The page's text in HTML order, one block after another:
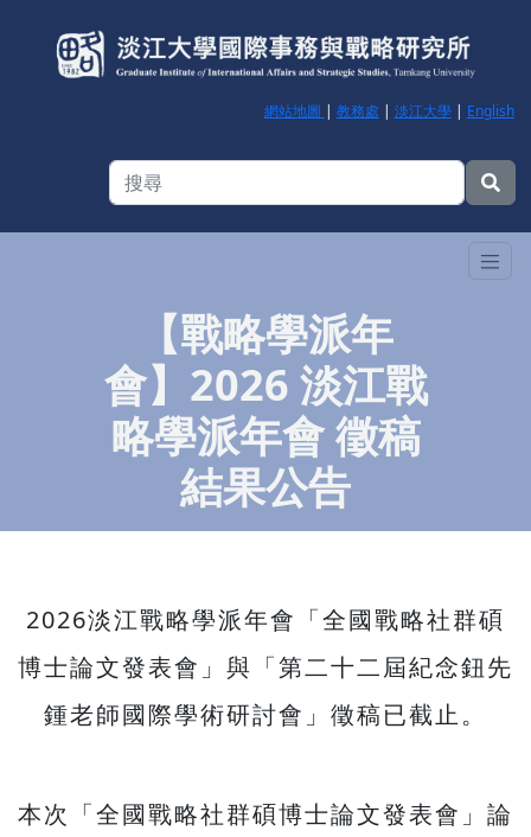
網站地圖 | 教務處 | 淡江大學| English
【戰略學派年
會】2026 淡江戰
略學派年會 徵稿
結果公告
2026淡江戰略學派年會「全國戰略社群碩
博士論文發表會」與「第二十二屆紀念鈕先
鍾老師國際學術研討會」徵稿已截止。
本次「全國戰略社群碩博士論文發表會」論